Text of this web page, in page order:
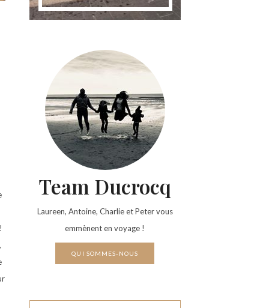
Team Ducrocq
Laureen, Antoine, Charlie et Peter vous
emmènent en voyage !
QUI SOMMES-NOUS